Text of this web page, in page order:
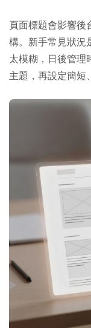
頁面標題會影響後
構。新手常見狀況
太模糊，日後管理
主題，再設定簡短